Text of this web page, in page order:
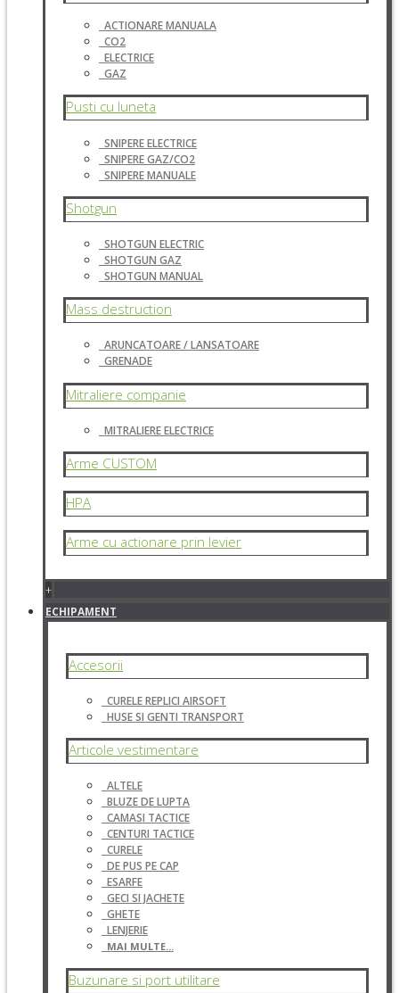
ACTIONARE MANUALA
CO2
ELECTRICE
GAZ
Pusti cu luneta
SNIPERE ELECTRICE
SNIPERE GAZ/CO2
SNIPERE MANUALE
Shotgun
SHOTGUN ELECTRIC
SHOTGUN GAZ
SHOTGUN MANUAL
Mass destruction
ARUNCATOARE / LANSATOARE
GRENADE
Mitraliere companie
MITRALIERE ELECTRICE
Arme CUSTOM
HPA
Arme cu actionare prin levier
+
ECHIPAMENT
Accesorii
CURELE REPLICI AIRSOFT
HUSE SI GENTI TRANSPORT
Articole vestimentare
ALTELE
BLUZE DE LUPTA
CAMASI TACTICE
CENTURI TACTICE
CURELE
DE PUS PE CAP
ESARFE
GECI SI JACHETE
GHETE
LENJERIE
MAI MULTE...
Buzunare si port utilitare